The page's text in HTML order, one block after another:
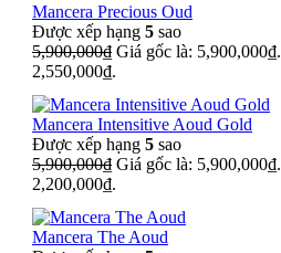
Mancera Precious Oud
Được xếp hạng 5 sao
5,900,000₫ Giá gốc là: 5,900,000₫.
2,550,000₫.
Mancera Intensitive Aoud Gold
Được xếp hạng 5 sao
5,900,000₫ Giá gốc là: 5,900,000₫.
2,200,000₫.
Mancera The Aoud